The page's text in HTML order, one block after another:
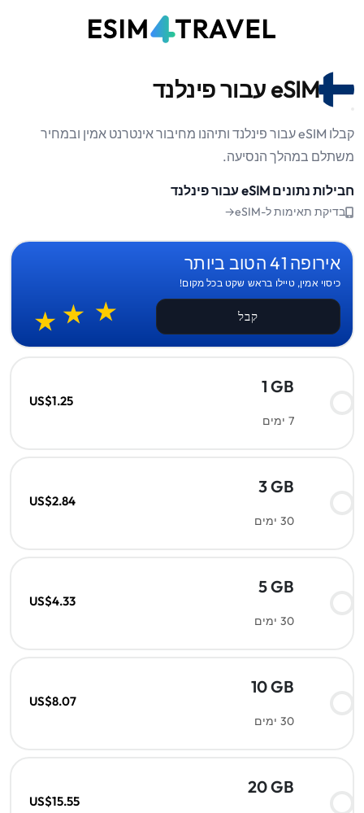
eSIM עבור פינלנד
קבלו eSIM עבור פינלנד ותיהנו מחיבור אינטרנט אמין ובמחיר
משתלם במהלך הנסיעה.
חבילות נתונים eSIM עבור פינלנד
בדיקת תאימות ל-eSIM→
אירופה 41 הטוב ביותר
כיסוי אמין, טיילו בראש שקט בכל מקום!
קבל
1 GB
7 ימים
US$1.25
3 GB
30 ימים
US$2.84
5 GB
30 ימים
US$4.33
10 GB
30 ימים
US$8.07
20 GB
US$15.55